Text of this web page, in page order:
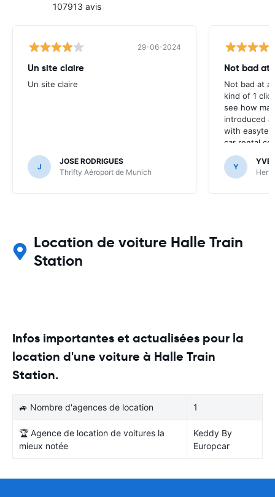
107913 avis
29-06-2024
Un site claire
Un site claire
J
JOSE RODRIGUES
Thrifty Aéroport de Munich
Not bad at
Not bad at
kind of 1
see how
introduced
with
car rental
Y
Location de voiture Halle Train
Station
Infos importantes et actualisées pour la
location d'une voiture à Halle Train
Station.
🚙 Nombre d'agences de location 1
🏆 Agence de location de voitures la
mieux notée
Keddy By
Europcar